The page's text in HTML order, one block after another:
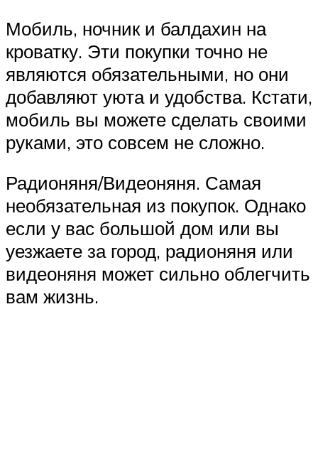
Мобиль, ночник и балдахин на
кроватку. Эти покупки точно не
являются обязательными, но они
добавляют уюта и удобства. Кстати,
мобиль вы можете сделать своими
руками, это совсем не сложно.
Радионяня/Видеоняня. Самая
необязательная из покупок. Однако
если у вас большой дом или вы
уезжаете за город, радионяня или
видеоняня может сильно облегчить
вам жизнь.